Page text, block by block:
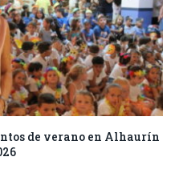
de verano en Alhaurín